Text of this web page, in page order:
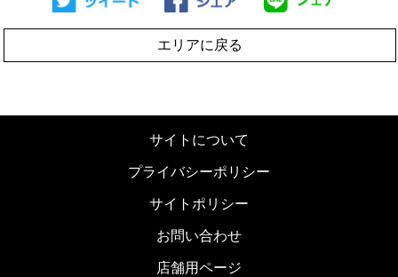
エリアに戻る
サイトについて
プライバシーポリシー
サイトポリシー
お問い合わせ
店舗用ページ